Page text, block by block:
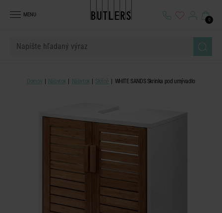
MENU
0
Domov Nábytok Nábytok Skříně WHITE SANDS Skrinka pod umývadlo